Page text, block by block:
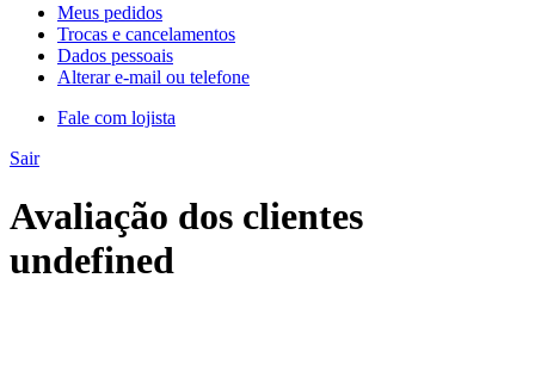
Meus pedidos
Trocas e cancelamentos
Dados pessoais
Alterar e-mail ou telefone
Fale com lojista
Sair
Avaliação dos clientes
undefined